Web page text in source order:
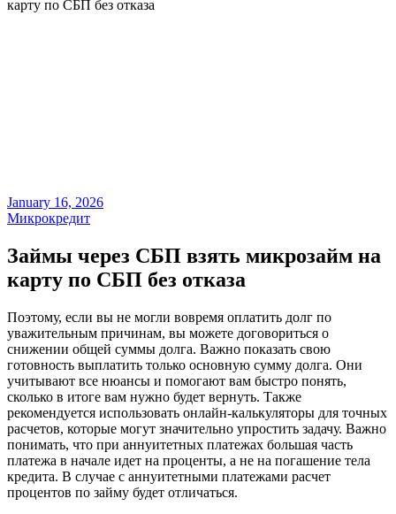
карту по СБП без отказа
January 16, 2026
Микрокредит
Займы через СБП взять микрозайм на
карту по СБП без отказа
Поэтому, если вы не могли вовремя оплатить долг по
уважительным причинам, вы можете договориться о
снижении общей суммы долга. Важно показать свою
готовность выплатить только основную сумму долга. Они
учитывают все нюансы и помогают вам быстро понять,
сколько в итоге вам нужно будет вернуть. Также
рекомендуется использовать онлайн-калькуляторы для точных
расчетов, которые могут значительно упростить задачу. Важно
понимать, что при аннуитетных платежах большая часть
платежа в начале идет на проценты, а не на погашение тела
кредита. В случае с аннуитетными платежами расчет
процентов по займу будет отличаться.